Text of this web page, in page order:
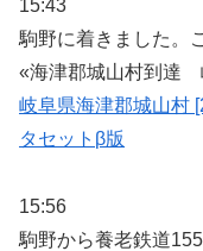
15:43
駒野に着きました。
«海津郡城山村到達
岐阜県海津郡城山村
タセットβ版
15:56
駒野から養老鉄道